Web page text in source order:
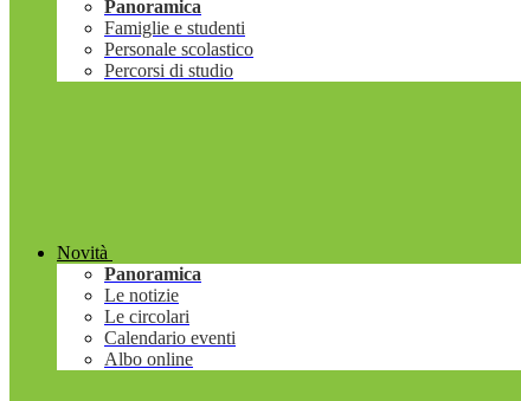
Panoramica
Famiglie e studenti
Personale scolastico
Percorsi di studio
Novità
Panoramica
Le notizie
Le circolari
Calendario eventi
Albo online